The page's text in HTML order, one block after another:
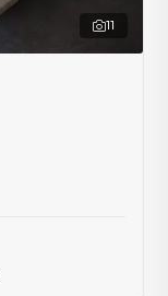
11